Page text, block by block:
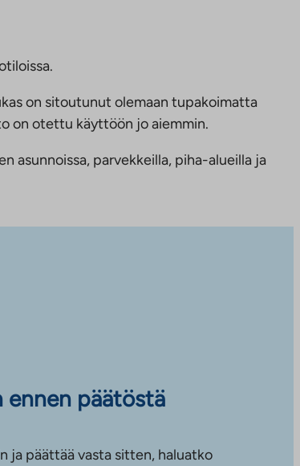
on sitoutunut olemaan tupakoimatta
on otettu käyttöön jo aiemmin.
asunnoissa, parvekkeilla, piha-alueilla ja
päätöstä
ja päättää vasta sitten, haluatko